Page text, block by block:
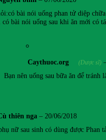
bài nói uống phan tử diệp
bài nói uống sau khi ăn mới có
Caythuoc.org (Dược sĩ)
Bạn nên uống sau bữa ăn để tránh
thiên nga – 20/06/2018
nữ sau sinh có dùng được Phan